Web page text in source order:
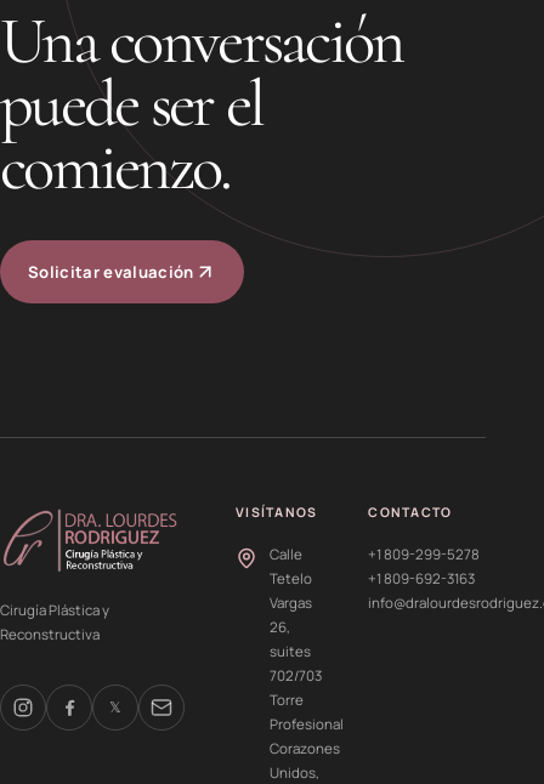
Una conversación
puede ser el
comienzo.
Solicitar evaluación
Cirugía Plástica y
Reconstructiva
𝕏
VISÍTANOS
Calle
Tetelo
Vargas
26,
suites
702/703
Torre
Profesional
Corazones
Unidos,
CONTACTO
+1 809-299-5278
+1 809-692-3163